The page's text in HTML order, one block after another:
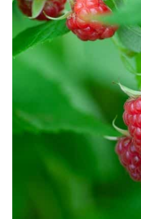
Arbustes de terre de
Plantes Grimpantes
Arbres fruitiers
Plantes
Rosiers